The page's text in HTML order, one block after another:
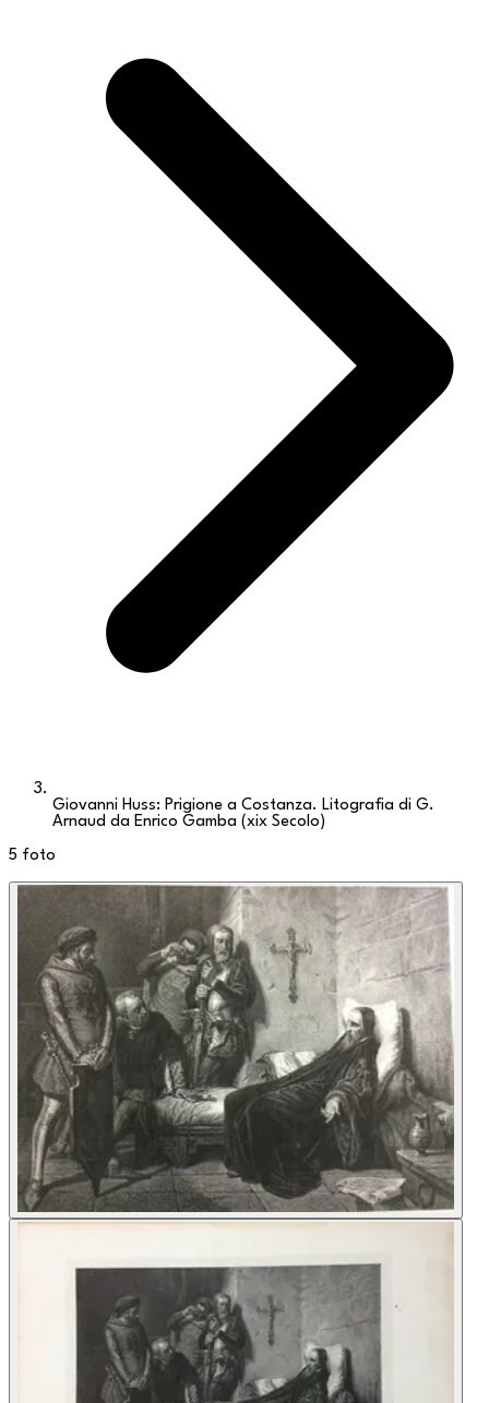
Giovanni Huss: Prigione a Costanza. Litografia di G.
Arnaud da Enrico Gamba (xix Secolo)
5 foto